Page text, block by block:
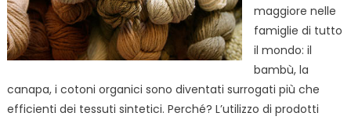
maggiore nelle
famiglie di tutto
il mondo: il
bambù, la
canapa, i cotoni organici sono diventati surrogati più che
efficienti dei tessuti sintetici. Perché? L’utilizzo di prodotti